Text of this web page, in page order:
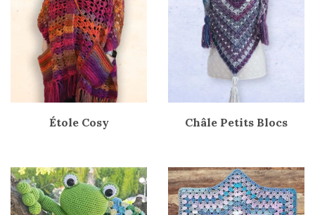
ÉtoleCosy Châle Petits Blocs